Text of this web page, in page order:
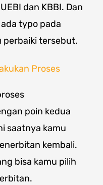
dan KBBI. Dan
typo pada
perbaiki tersebut.
Proses
poin kedua
saatnya kamu
kembali.
bisa kamu pilih